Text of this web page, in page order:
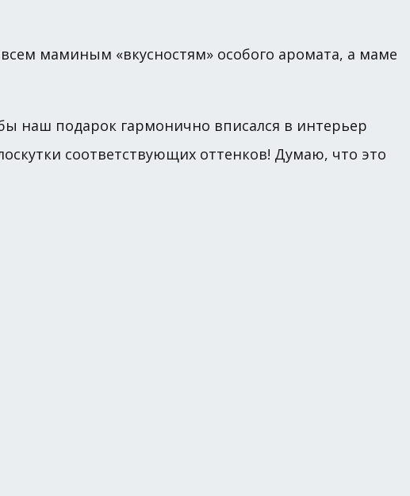
маминым «вкусностям» особого аромата, а маме
наш подарок гармонично вписался в интерьер
соответствующих оттенков! Думаю, что это